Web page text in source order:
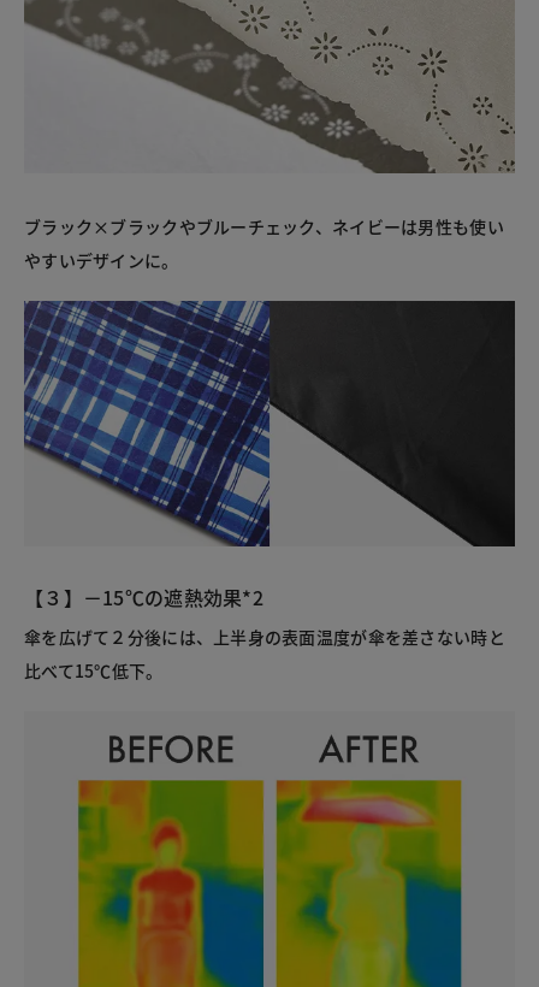
ブラック×ブラックやブルーチェック、ネイビーは男性も使い
やすいデザインに。
【３】－15℃の遮熱効果*2
傘を広げて２分後には、上半身の表面温度が傘を差さない時と
比べて15℃低下。